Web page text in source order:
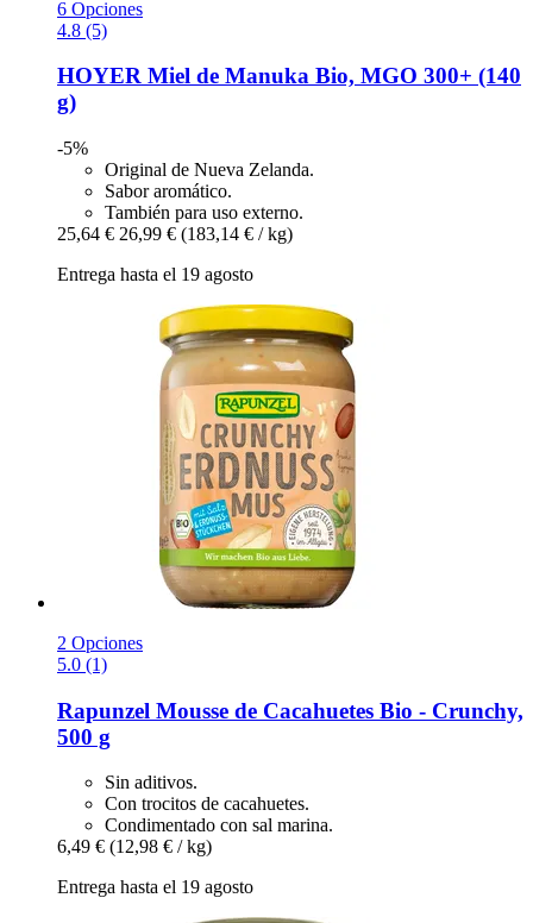
6 Opciones
4.8 (5)
HOYER Miel de Manuka Bio, MGO 300+ (140
g)
-5%
Original de Nueva Zelanda.
Sabor aromático.
También para uso externo.
25,64 € 26,99 € (183,14 € / kg)
Entrega hasta el 19 agosto
2 Opciones
5.0 (1)
Rapunzel Mousse de Cacahuetes Bio -​ Crunchy,
500 g
Sin aditivos.
Con trocitos de cacahuetes.
Condimentado con sal marina.
6,49 € (12,98 € / kg)
Entrega hasta el 19 agosto